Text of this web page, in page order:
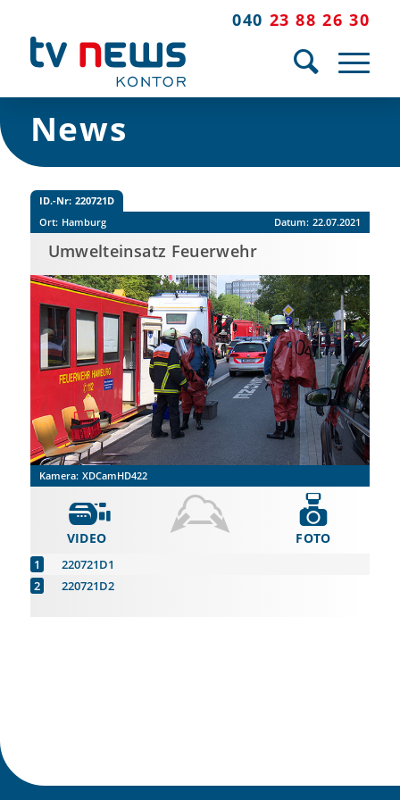
040 23 88 26 30
News
ID.-Nr: 220721D
Ort: Hamburg Datum: 22.07.2021
Umwelteinsatz Feuerwehr
Kamera: XDCamHD422
VIDEO
220721D1
220721D2
FOTO